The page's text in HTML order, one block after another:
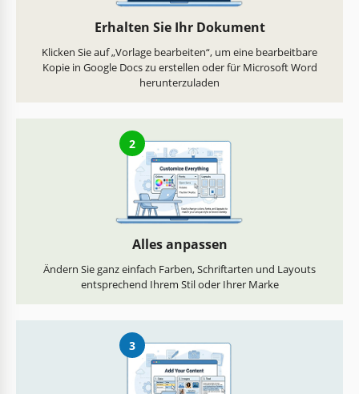
Erhalten Sie Ihr Dokument
Klicken Sie auf „Vorlage bearbeiten“, um eine bearbeitbare
Kopie in Google Docs zu erstellen oder für Microsoft Word
herunterzuladen
2
Alles anpassen
Ändern Sie ganz einfach Farben, Schriftarten und Layouts
entsprechend Ihrem Stil oder Ihrer Marke
3